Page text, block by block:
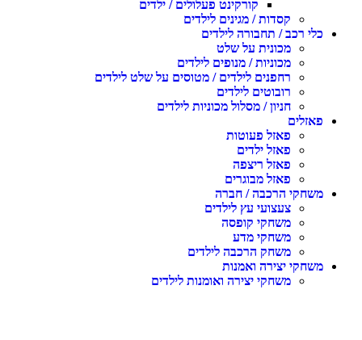
קורקינט פעלולים / ילדים
קסדות / מגינים לילדים
כלי רכב / תחבורה לילדים
מכונית על שלט
מכוניות / מנופים לילדים
רחפנים לילדים / מטוסים על שלט לילדים
רובוטים לילדים
חניון / מסלול מכוניות לילדים
פאזלים
פאזל פעוטות
פאזל ילדים
פאזל ריצפה
פאזל מבוגרים
משחקי הרכבה / חברה
צעצועי עץ לילדים
משחקי קופסה
משחקי מדע
משחק הרכבה לילדים
משחקי יצירה ואמנות
משחקי יצירה ואומנות לילדים